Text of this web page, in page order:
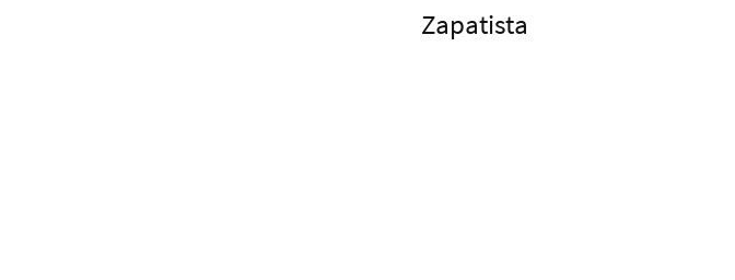
Zapatista